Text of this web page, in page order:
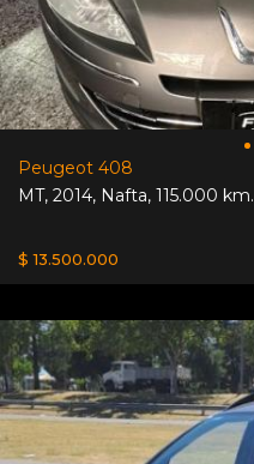
Peugeot 408
MT, 2014, Nafta, 115.000 km.
$ 13.500.000